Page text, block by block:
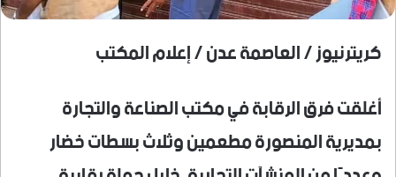
كريترنيوز / العاصمة عدن / إعلام المكتب
أغلقت فرق الرقابة في مكتب الصناعة والتجارة
بمديرية المنصورة مطعمين وثلاث بسطات خضار